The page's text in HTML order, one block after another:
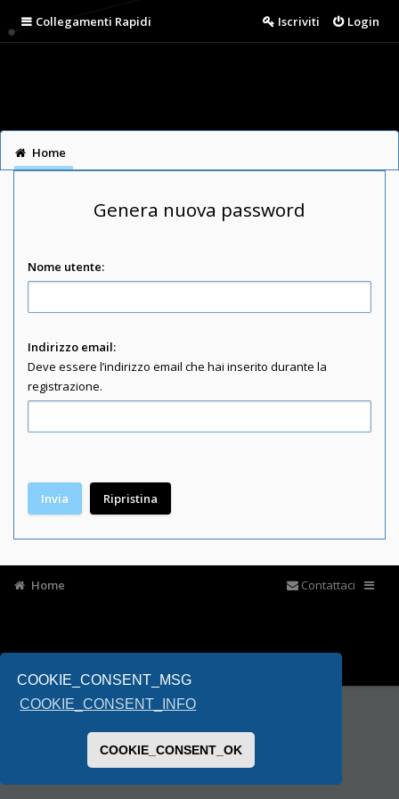
COOKIE_CONSENT_MSG
COOKIE_CONSENT_INFO
COOKIE_CONSENT_OK
Collegamenti Rapidi Login
Iscriviti
Home
Genera nuova password
Nome utente:
Indirizzo email:
Deve essere l’indirizzo email che hai inserito durante la
registrazione.
Home Contattaci